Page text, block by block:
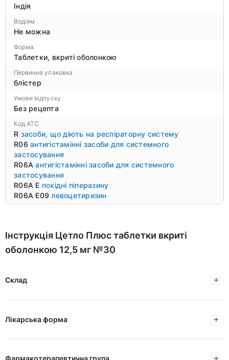
Індія
Водіям
Не можна
Форма
Таблетки, вкриті оболонкою
Первинна упаковка
блістер
Умови відпуску
Без рецепта
Код ATC
R засоби, що діють на респіраторну систему
R06 антигістамінні засоби для системного
застосування
R06Aантигістамінні засоби для системного
застосування
R06A E похідні піперазину
R06A E09левоцетиризин
Інструкція Цетло Плюс таблетки вкриті
оболонкою 12,5 мг №30
Склад
Лікарська форма
Фармакотерапевтична група